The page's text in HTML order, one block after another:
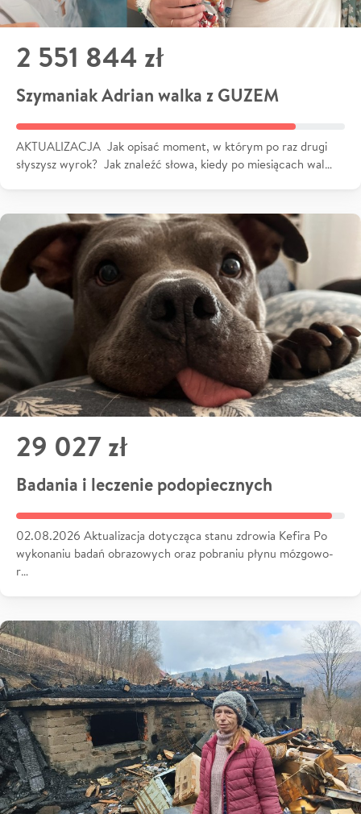
2 551 844 zł
Szymaniak Adrian walka z GUZEM
AKTUALIZACJA Jak opisać moment, w którym po raz drugi
słyszysz wyrok? Jak znaleźć słowa, kiedy po miesiącach wal…
29 027 zł
Badania i leczenie podopiecznych
02.08.2026 Aktualizacja dotycząca stanu zdrowia Kefira Po
wykonaniu badań obrazowych oraz pobraniu płynu mózgowo-
r…